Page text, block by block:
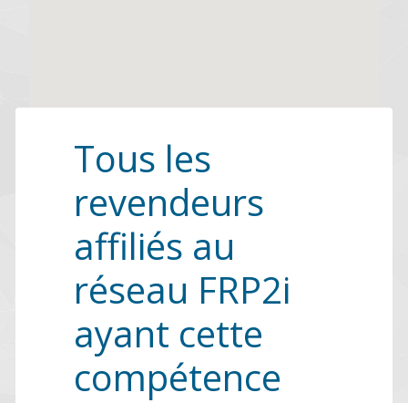
Tous les
revendeurs
affiliés au
réseau FRP2i
ayant cette
compétence